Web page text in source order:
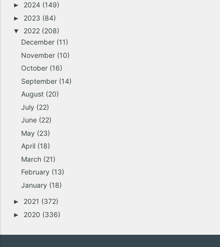
► 2024 (149)
► 2023 (84)
▼ 2022 (208)
December (11)
November (10)
October (16)
September (14)
August (20)
July (22)
June (22)
May (23)
April (18)
March (21)
February (13)
January (18)
► 2021 (372)
► 2020 (336)